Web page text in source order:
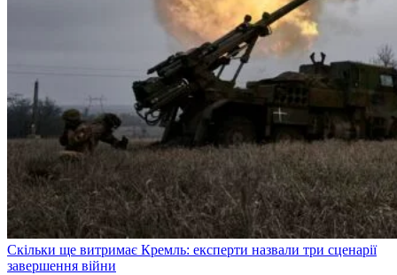
Скільки ще витримає Кремль: експерти назвали три сценарії
завершення війни